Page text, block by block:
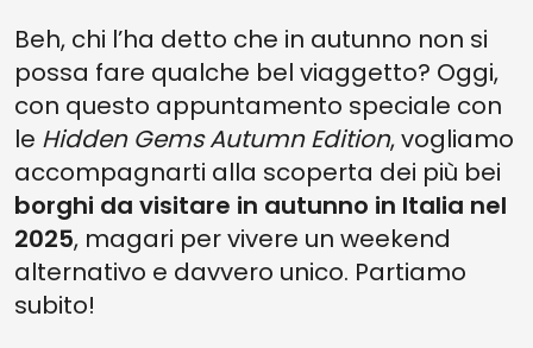
Beh, chi l’ha detto che in autunno non si
possa fare qualche bel viaggetto? Oggi,
con questo appuntamento speciale con
le Hidden Gems Autumn Edition, vogliamo
accompagnarti alla scoperta dei più bei
borghi da visitare in autunno in Italia nel
2025, magari per vivere un weekend
alternativo e davvero unico. Partiamo
subito!